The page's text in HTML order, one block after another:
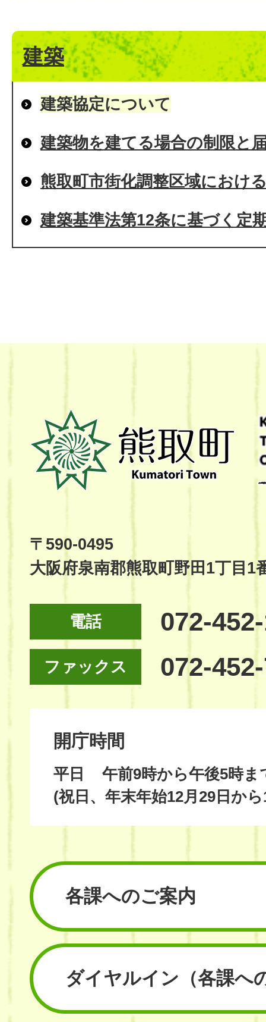
建築
建築協定について
建築物を建てる場合の制限と
熊取町市街化調整区域におけ
建築基準法第12条に基づく定
熊
取
町
Kumatori
Site
〒590-0495
大阪府泉南郡熊取町野田1丁目1
電話 072-
ファックス 072-
開庁時間
平日
午前9時から午後5時ま
(祝日、年末年始12月29日か
各課へのご案内
ダイヤルイン （各課へ